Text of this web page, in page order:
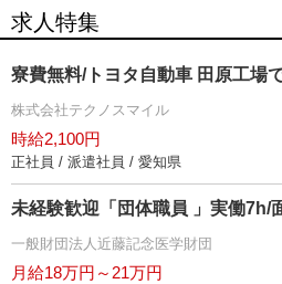
求人特集
寮費無料/トヨタ自動車 田原工場
株式会社テクノスマイル
時給2,100円
正社員 / 派遣社員 / 愛知県
未経験歓迎「団体職員 」実働7h/
一般財団法人近藤記念医学財団
月給18万円～21万円